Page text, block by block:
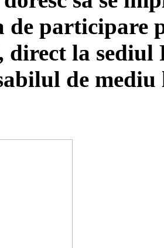
de participare
direct la sediul
de mediu